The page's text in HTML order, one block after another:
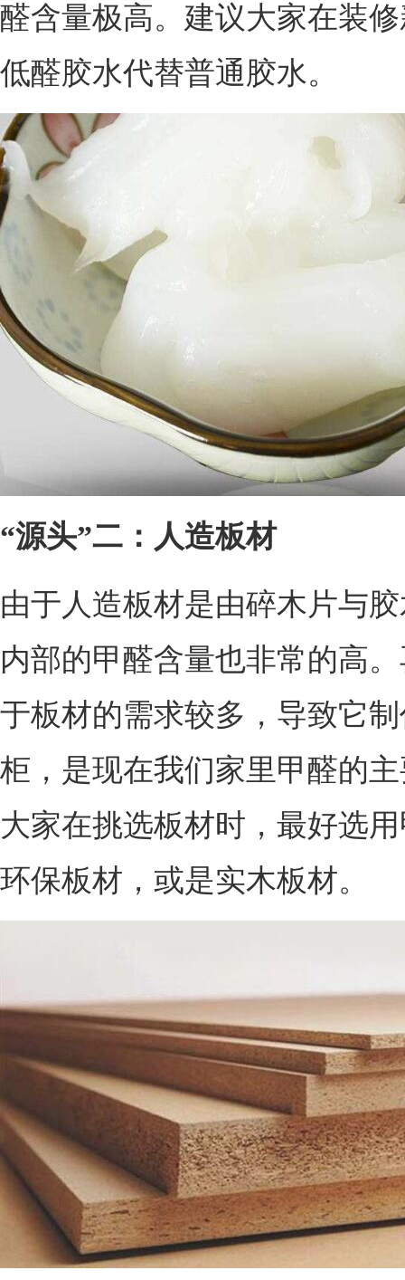
醛含量极高。建议大家在装
低醛胶水代替普通胶水。
“源头”二：人造板材
由于人造板材是由碎木片与
内部的甲醛含量也非常的高
于板材的需求较多，导致它
柜，是现在我们家里甲醛的
大家在挑选板材时，最好选
环保板材，或是实木板材。